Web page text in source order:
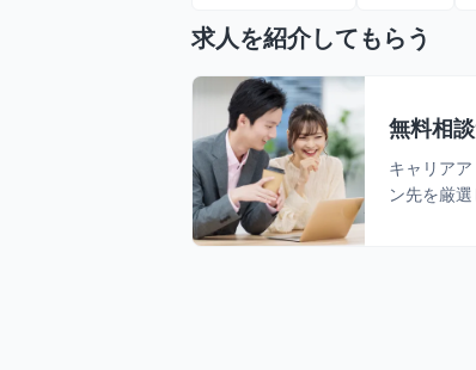
求人を紹介してもらう
無料相
キャリア
ン先を厳選